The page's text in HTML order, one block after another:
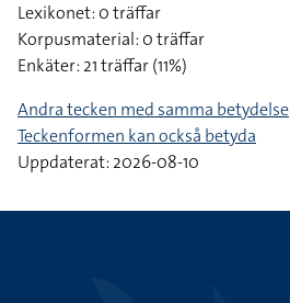
Lexikonet: 0 träffar
Korpusmaterial: 0 träffar
Enkäter: 21 träffar (11%)
Andra tecken med samma betydelse
Teckenformen kan också betyda
Uppdaterat: 2026-08-10